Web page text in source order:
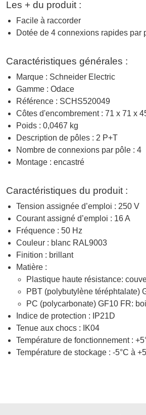
Les + du produit :
Facile à raccorder
Dotée de 4 connexions rapides par
Caractéristiques générales :
Marque : Schneider Electric
Gamme : Odace
Référence : SCHS520049
Côtes d'encombrement : 71 x 71 x
Poids : 0,0467 kg
Description de pôles : 2 P+T
Nombre de connexions par pôle : 4
Montage : encastré
Caractéristiques du produit :
Tension assignée d’emploi : 250 V
Courant assigné d’emploi : 16 A
Fréquence : 50 Hz
Couleur : blanc RAL9003
Finition : brillant
Matière :
Plastique haute résistance:
PBT (polybutylène téréphtalate)
PC (polycarbonate) GF10 FR:
Indice de protection : IP21D
Tenue aux chocs : IK04
Température de fonctionnement :
Température de stockage : -5°C à